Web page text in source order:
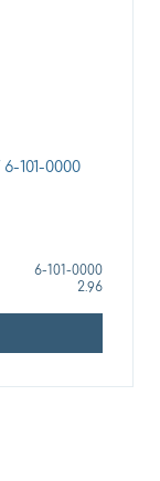
101-0000
6-101-0000
2.96